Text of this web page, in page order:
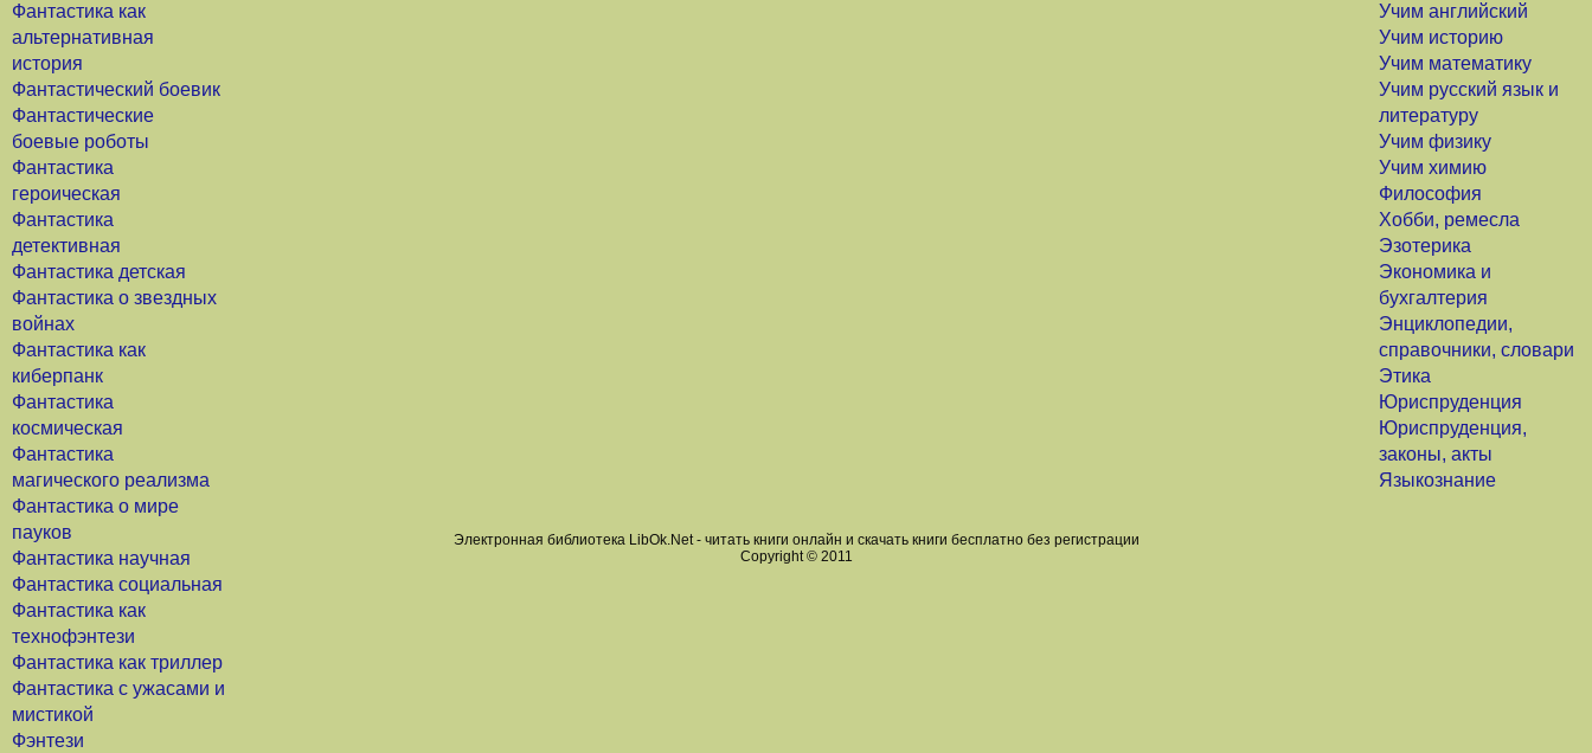
Фантастика как
альтернативная
история
Фантастический боевик
Фантастические
боевые роботы
Фантастика
героическая
Фантастика
детективная
Фантастика детская
Фантастика о звездных
войнах
Фантастика как
киберпанк
Фантастика
космическая
Фантастика
магического реализма
Фантастика о мире
пауков
Фантастика научная
Фантастика социальная
Фантастика как
технофэнтези
Фантастика как триллер
Фантастика с ужасами и
мистикой
Фэнтези
Учим английский
Учим историю
Учим математику
Учим русский язык и
литературу
Учим физику
Учим химию
Философия
Хобби, ремесла
Эзотерика
Экономика и
бухгалтерия
Энциклопедии,
справочники, словари
Этика
Юриспруденция
Юриспруденция,
законы, акты
Языкознание
Электронная библиотека LibOk.Net - читать книги онлайн и скачать книги бесплатно без регистрации
Copyright © 2011